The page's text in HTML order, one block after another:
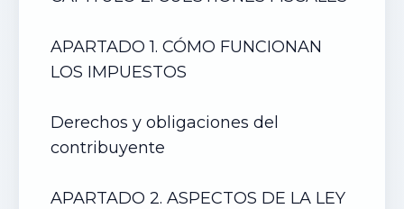
APARTADO 1. CÓMO FUNCIONAN
LOS IMPUESTOS
Derechos y obligaciones del
contribuyente
APARTADO 2. ASPECTOS DE LA LEY